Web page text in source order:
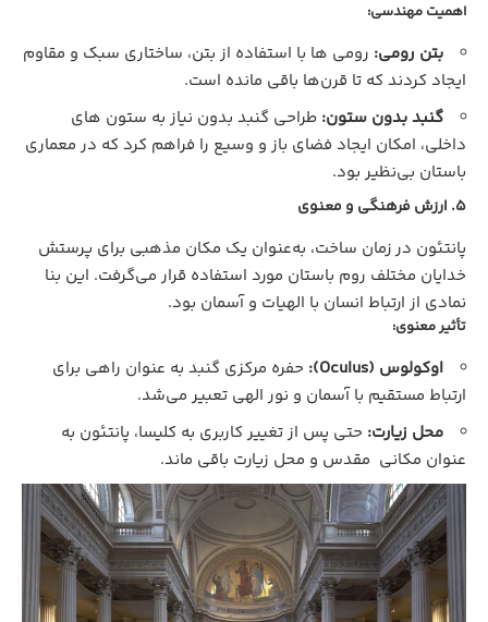
اهمیت مهندسی:
بتن رومی: رومی‌ ها با استفاده از بتن، ساختاری سبک و مقاوم
ایجاد کردند که تا قرن‌ها باقی مانده است.
گنبد بدون ستون: طراحی گنبد بدون نیاز به ستون‌ های
داخلی، امکان ایجاد فضای باز و وسیع را فراهم کرد که در معماری
باستان بی‌نظیر بود.
5. ارزش فرهنگی و معنوی
پانتئون در زمان ساخت، به‌عنوان یک مکان مذهبی برای پرستش
خدایان مختلف روم باستان مورد استفاده قرار می‌گرفت. این بنا
نمادی از ارتباط انسان با الهیات و آسمان بود.
تأثیر معنوی:
اوکولوس (Oculus):
حفره مرکزی گنبد به‌ عنوان راهی برای
ارتباط مستقیم با آسمان و نور الهی تعبیر می‌شد.
محل زیارت: حتی پس از تغییر کاربری به کلیسا، پانتئون به‌
عنوان مکانی مقدس و محل زیارت باقی ماند.